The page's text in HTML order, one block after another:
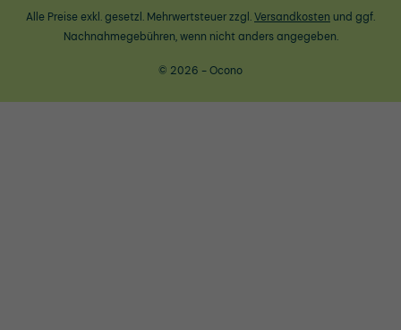
Alle Preise exkl. gesetzl. Mehrwertsteuer zzgl.Versandkosten und ggf.
Nachnahmegebühren, wenn nicht anders angegeben.
© 2026 - Ocono